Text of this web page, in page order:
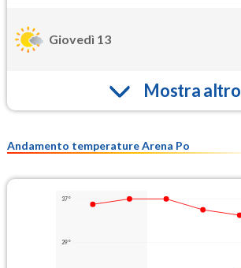
Giovedì 13
Mostra altro
Andamento temperature Arena Po
37°
29°